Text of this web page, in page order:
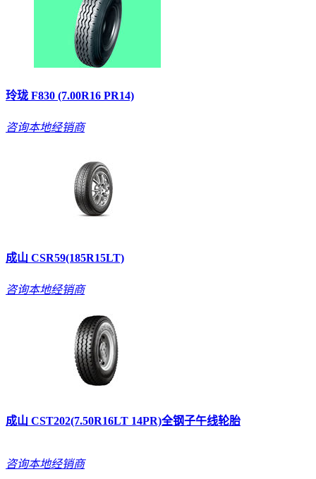
玲珑 F830 (7.00R16 PR14)
咨询本地经销商
成山 CSR59(185R15LT)
咨询本地经销商
成山 CST202(7.50R16LT 14PR)全钢子午线轮胎
咨询本地经销商